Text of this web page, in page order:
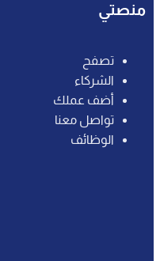
منصتي
تصفح
الشركاء
أضف عملك
تواصل معنا
الوظائف